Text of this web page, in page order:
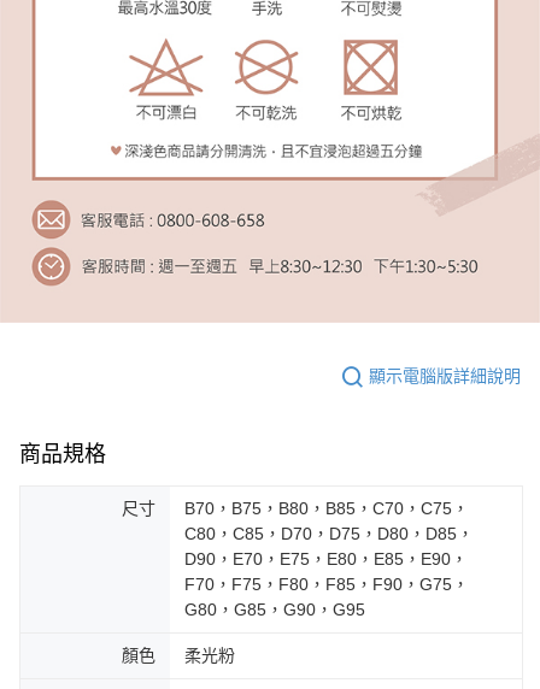
顯示電腦版詳細說明
商品規格
尺寸
B70，B75，B80，B85，C70，C75，
C80，C85，D70，D75，D80，D85，
D90，E70，E75，E80，E85，E90，
F70，F75，F80，F85，F90，G75，
G80，G85，G90，G95
顏色 柔光粉